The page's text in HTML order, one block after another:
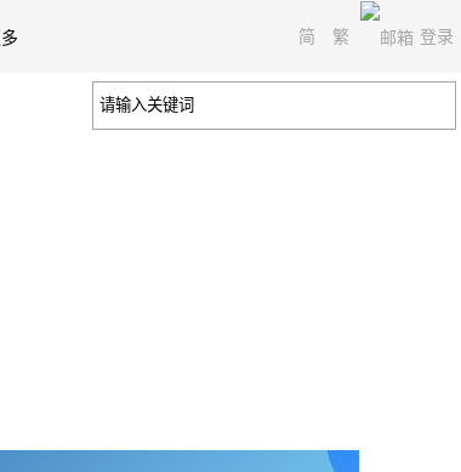
简 繁 登录